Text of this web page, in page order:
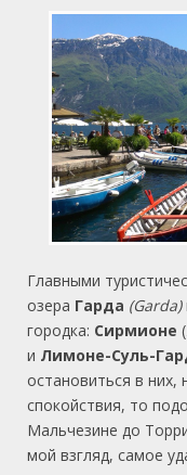
Главными
озера Гарда (Garda)
городка: Сирмионе (
и Лимоне-Суль-
остановиться в
спокойствия, то
Мальчезине до
мой взгляд, самое